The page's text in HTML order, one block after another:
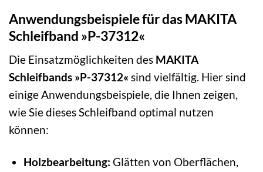
Anwendungsbeispiele für das MAKITA
Schleifband »P-37312«
Die Einsatzmöglichkeiten des MAKITA
Schleifbands »P-37312« sind vielfältig. Hier sind
einige Anwendungsbeispiele, die Ihnen zeigen,
wie Sie dieses Schleifband optimal nutzen
können:
Holzbearbeitung: Glätten von Oberflächen,